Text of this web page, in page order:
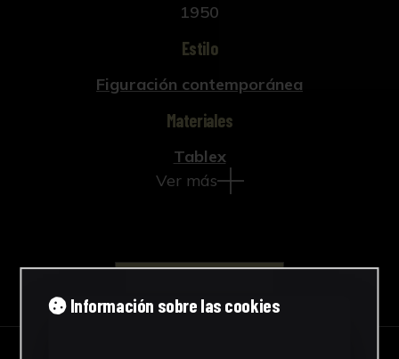
1950
Estilo
Figuración contemporánea
Materiales
Tablex
Ver más
Información sobre las cookies